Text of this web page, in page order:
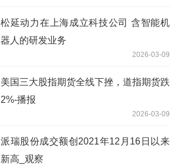
松延动力在上海成立科技公司 含智能机
器人的研发业务
2026-03-09
美国三大股指期货全线下挫，道指期货跌
2%-播报
2026-03-09
派瑞股份成交额创2021年12月16日以来
新高_观察